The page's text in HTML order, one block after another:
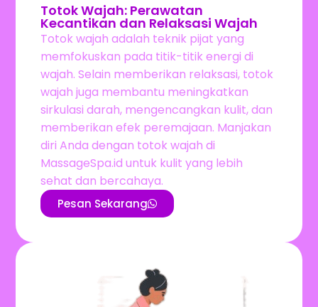
Totok Wajah: Perawatan
Kecantikan dan Relaksasi Wajah
Totok wajah adalah teknik pijat yang
memfokuskan pada titik-titik energi di
wajah. Selain memberikan relaksasi, totok
wajah juga membantu meningkatkan
sirkulasi darah, mengencangkan kulit, dan
memberikan efek peremajaan. Manjakan
diri Anda dengan totok wajah di
MassageSpa.id untuk kulit yang lebih
sehat dan bercahaya.
Pesan Sekarang